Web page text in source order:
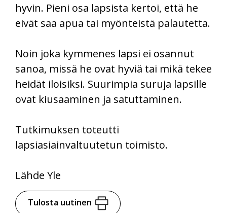
hyvin. Pieni osa lapsista kertoi, että he
eivät saa apua tai myönteistä palautetta.
Noin joka kymmenes lapsi ei osannut
sanoa, missä he ovat hyviä tai mikä tekee
heidät iloisiksi. Suurimpia suruja lapsille
ovat kiusaaminen ja satuttaminen.
Tutkimuksen toteutti
lapsiasiainvaltuutetun toimisto.
Lähde Yle
Tulosta uutinen